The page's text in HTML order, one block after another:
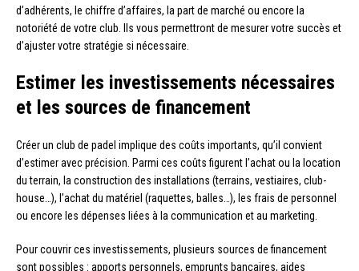
d’adhérents, le chiffre d’affaires, la part de marché ou encore la
notoriété de votre club. Ils vous permettront de mesurer votre succès et
d’ajuster votre stratégie si nécessaire.
Estimer les investissements nécessaires
et les sources de financement
Créer un club de padel implique des coûts importants, qu’il convient
d’estimer avec précision. Parmi ces coûts figurent l’achat ou la location
du terrain, la construction des installations (terrains, vestiaires, club-
house…), l’achat du matériel (raquettes, balles…), les frais de personnel
ou encore les dépenses liées à la communication et au marketing.
Pour couvrir ces investissements, plusieurs sources de financement
sont possibles : apports personnels, emprunts bancaires, aides